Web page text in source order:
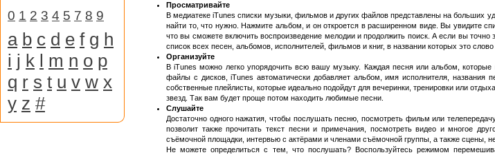
Просматривайте
В медиатеке iTunes списки музыки, фильмов и других файлов представлены на больших
найти то, что нужно. Нажмите альбом, и он откроется в расширенном виде. Вы увидите
что вы сможете включить воспроизведение мелодии и продолжить поиск. А если вы
список всех песен, альбомов, исполнителей, фильмов и книг, в названии которых это слово
Организуйте
В iTunes можно легко упорядочить всю вашу музыку. Каждая песня или альбом,
файлы с дисков, iTunes автоматически добавляет альбом, имя исполнителя, названия
собственные плейлисты, которые идеально подойдут для вечеринки, тренировки или
звезд. Так вам будет проще потом находить любимые песни.
Слушайте
Достаточно одного нажатия, чтобы послушать песню, посмотреть фильм или
позволит также прочитать текст песни и примечания, посмотреть видео и многое
съёмочной площадки, интервью с актёрами и членами съёмочной группы, а также сцены,
Не можете определиться с тем, что послушать? Воспользуйтесь режимом
0 1 2 3 4 5 7 8 9
a b c d e f g h
i j k l m n o p
q r s t u v w x
y z #